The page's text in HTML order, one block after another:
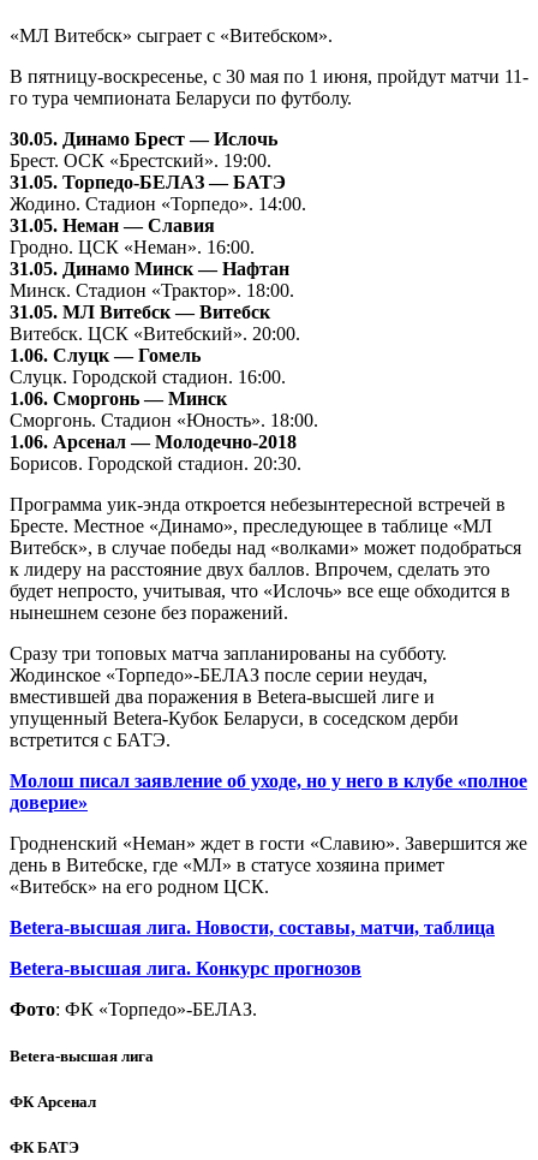
«МЛ Витебск» сыграет с «Витебском».
В пятницу-воскресенье, с 30 мая по 1 июня, пройдут матчи 11-
го тура чемпионата Беларуси по футболу.
30.05. Динамо Брест — Ислочь
Брест. ОСК «Брестский». 19:00.
31.05. Торпедо-БЕЛАЗ — БАТЭ
Жодино. Стадион «Торпедо». 14:00.
31.05. Неман — Славия
Гродно. ЦСК «Неман». 16:00.
31.05. Динамо Минск — Нафтан
Минск. Стадион «Трактор». 18:00.
31.05. МЛ Витебск — Витебск
Витебск. ЦСК «Витебский». 20:00.
1.06. Слуцк — Гомель
Слуцк. Городской стадион. 16:00.
1.06. Сморгонь — Минск
Сморгонь. Стадион «Юность». 18:00.
1.06. Арсенал — Молодечно-2018
Борисов. Городской стадион. 20:30.
Программа уик-энда откроется небезынтересной встречей в
Бресте. Местное «Динамо», преследующее в таблице «МЛ
Витебск», в случае победы над «волками» может подобраться
к лидеру на расстояние двух баллов. Впрочем, сделать это
будет непросто, учитывая, что «Ислочь» все еще обходится в
нынешнем сезоне без поражений.
Сразу три топовых матча запланированы на субботу.
Жодинское «Торпедо»-БЕЛАЗ после серии неудач,
вместившей два поражения в Betera-высшей лиге и
упущенный Betera-Кубок Беларуси, в соседском дерби
встретится с БАТЭ.
Молош писал заявление об уходе, но у него в клубе «полное
доверие»
Гродненский «Неман» ждет в гости «Славию». Завершится же
день в Витебске, где «МЛ» в статусе хозяина примет
«Витебск» на его родном ЦСК.
Betera-высшая лига. Новости, составы, матчи, таблица
Betera-высшая лига. Конкурс прогнозов
Фото: ФК «Торпедо»-БЕЛАЗ.
Betera-высшая лига
ФК Арсенал
ФК БАТЭ